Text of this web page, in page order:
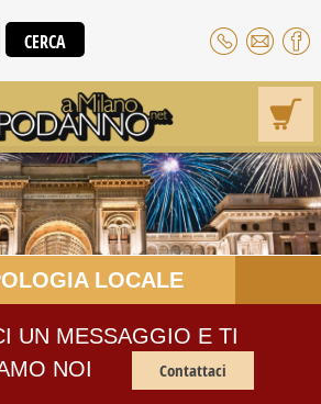
LOCALE
UN MESSAGGIO E TI
NOI
Contattaci